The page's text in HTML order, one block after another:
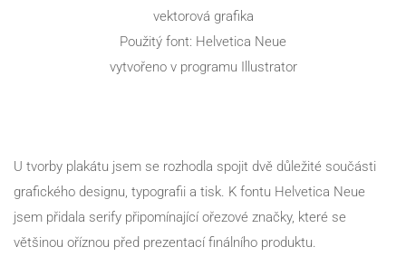
vektorová grafika
Použitý font: Helvetica Neue
vytvořeno v programu Illustrator
U tvorby plakátu jsem se rozhodla spojit dvě důležité součásti
grafického designu, typografii a tisk. K fontu Helvetica Neue
jsem přidala serify připomínající ořezové značky, které se
většinou oříznou před prezentací finálního produktu.